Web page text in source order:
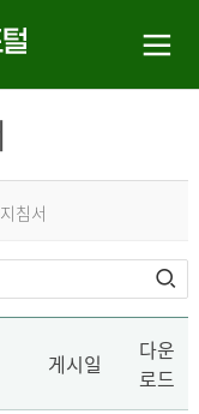
침서
게시일
다운
로드